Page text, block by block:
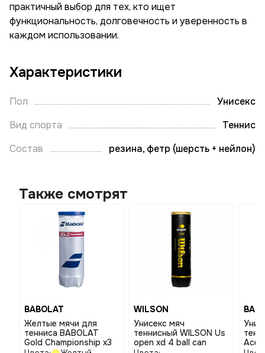
практичный выбор для тех, кто ищет
функциональность, долговечность и уверенность в
каждом использовании.
Характеристики
Пол
Унисекс
Вид спорта
Теннис
Состав
резина, фетр (шерсть + нейлон)
Также смотрят
BABOLAT
Желтые мячи для
тенниса BABOLAT
Gold Championship x3
WILSON
Унисекс мяч
теннисный WILSON Us
open xd 4 ball can
Ace